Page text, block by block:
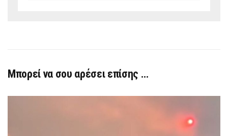
Μπορεί να σου αρέσει επίσης …